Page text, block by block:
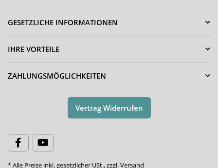
GESETZLICHE INFORMATIONEN
IHRE VORTEILE
ZAHLUNGSMÖGLICHKEITEN
Vertrag Widerrufen
* Alle Preise inkl. gesetzlicher USt., zzgl.Versand